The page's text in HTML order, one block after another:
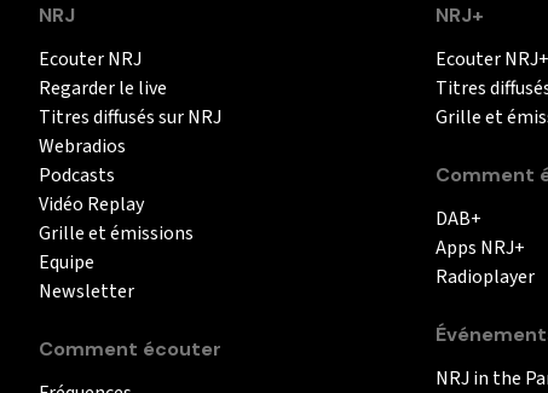
NRJ
Ecouter NRJ
Regarder le live
Titres diffusés sur NRJ
Webradios
Podcasts
Vidéo Replay
Grille et émissions
Equipe
Newsletter
Comment écouter
NRJ+
Ecouter NRJ+
Titres
Grille et
Comment
DAB+
Apps NRJ+
Radioplayer
NRJ in the